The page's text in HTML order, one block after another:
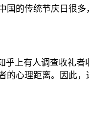
国的传统节庆日很
乎上有人调查收
心理距离。因此